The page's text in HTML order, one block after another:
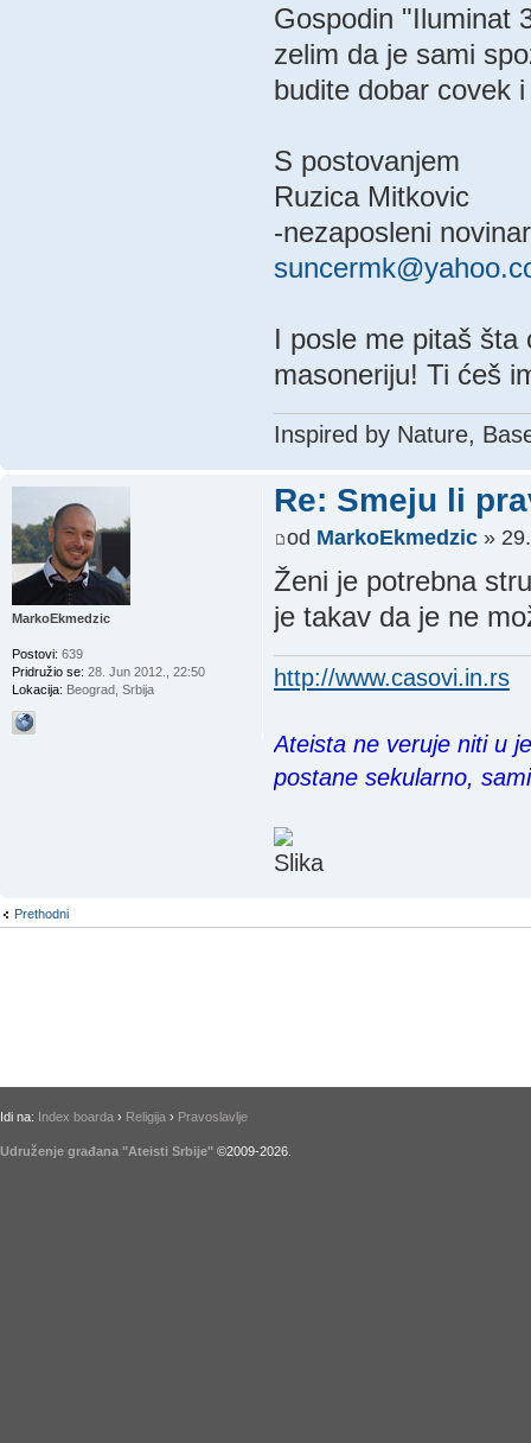
Gospodin "Iluminat
zelim da je sami
budite dobar covek
S postovanjem
Ruzica Mitkovic
-nezaposleni
I posle me pitaš šta
masoneriju! Ti ćeš
Inspired by Nature,
Re: Smeju li
od MarkoEkmedzic»
Ženi je potrebna
je takav da je ne
http://www.casovi.in.rs
Ateista ne veruje niti u
postane sekularno,
MarkoEkmedzic
Postovi: 639
Pridružio se: 28. Jun 2012., 22:50
Lokacija: Beograd, Srbija
Prethodni
Idi na: Index boarda › Religija › Pravoslavlje
Udruženje građana "Ateisti Srbije" ©2009-2026